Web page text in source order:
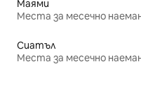
Маями
Места за месечно
Сиатъл
Места за месечно